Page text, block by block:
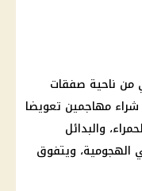
من ناحية صفقات
شراء مهاجمين تعويضا
، والبدائل
الهجومية، ويتفوق